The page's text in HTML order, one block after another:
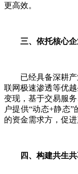
更高效。
三、依托核心企
已经具备深耕产
联网极速渗透等优
变现，基于交易服
户提供“动态+静态
的资金需求方，促
四、构建共生共